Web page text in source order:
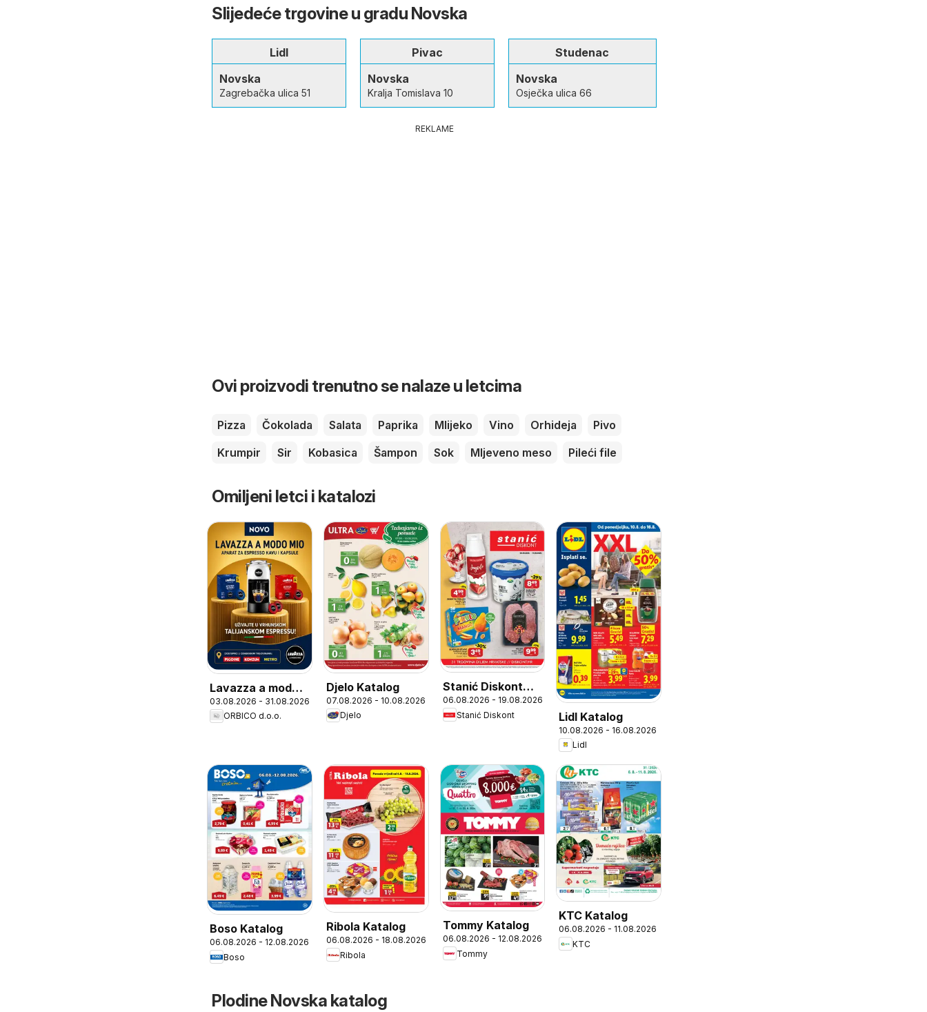
Slijedeće trgovine u gradu Novska
Lidl
Novska
Zagrebačka ulica 51
Pivac
Novska
Kralja Tomislava 10
Studenac
Novska
Osječka ulica 66
REKLAME
Ovi proizvodi trenutno se nalaze u letcima
Pizza Čokolada Salata Paprika Mlijeko Vino Orhideja
Pivo
Krumpir
Sir Kobasica Šampon Sok Mljeveno meso Pileći file
Omiljeni letci i katalozi
Lavazza a modo
mio
03.08.2026 - 31.08.2026
ORBICO d.o.o.
Djelo Katalog
07.08.2026 - 10.08.2026
Djelo
Stanić Diskont
Katalog
06.08.2026 - 19.08.2026
Stanić Diskont
Lidl Katalog
10.08.2026 - 16.08.2026
Lidl
Boso Katalog
06.08.2026 - 12.08.2026
Boso
Ribola Katalog
06.08.2026 - 18.08.2026
Ribola
Tommy Katalog
06.08.2026 - 12.08.2026
Tommy
KTC Katalog
06.08.2026 - 11.08.2026
KTC
Plodine Novska katalog